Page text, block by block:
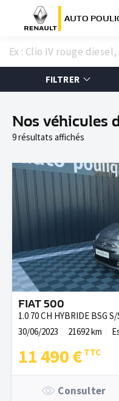
AUTO
FILTRER
Nos véhicules
9 résultats affichés
FIAT 500
1.0 70 CH HYBRIDE BSG
30/06/2023
21692 km
11 490 €
Consulter